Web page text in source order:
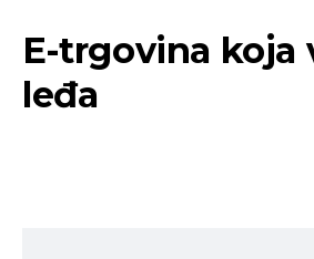
E-trgovina koja
leđa